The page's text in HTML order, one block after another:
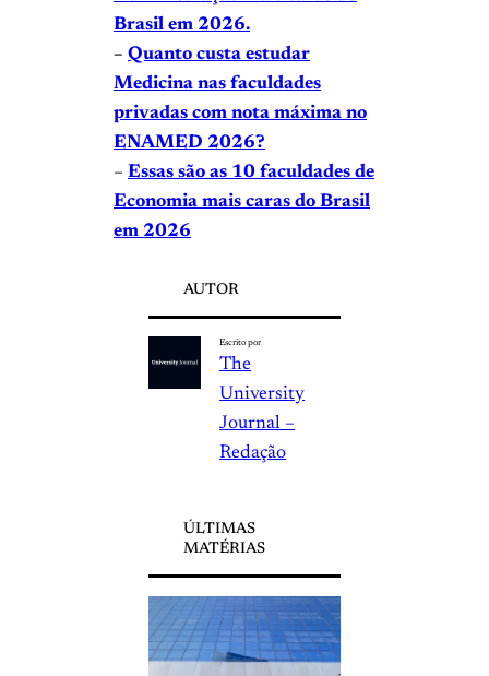
Brasil em 2026.
– Quanto custa estudar
Medicina nas faculdades
privadas com nota máxima no
ENAMED 2026?
– Essas são as 10 faculdades de
Economia mais caras do Brasil
em 2026
AUTOR
Escrito por
The
University
Journal –
Redação
ÚLTIMAS
MATÉRIAS